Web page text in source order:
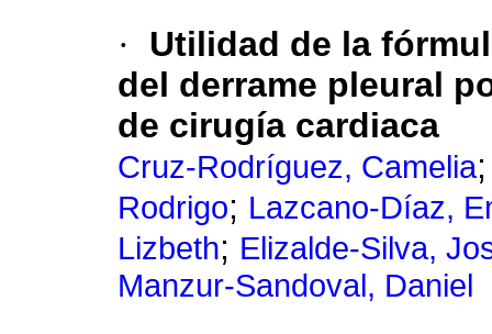
·
Utilidad de la
del derrame pleural
de cirugía cardiaca
Cruz-Rodríguez, Camelia
Rodrigo; Lazcano-Díaz,
Lizbeth; Elizalde-Silva,
Manzur-Sandoval, Daniel